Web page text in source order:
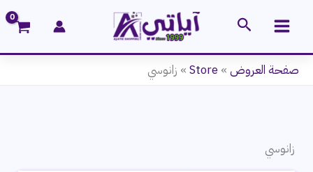
البحث
صفحة العروض »
Store
» زانوسي
زانوسي